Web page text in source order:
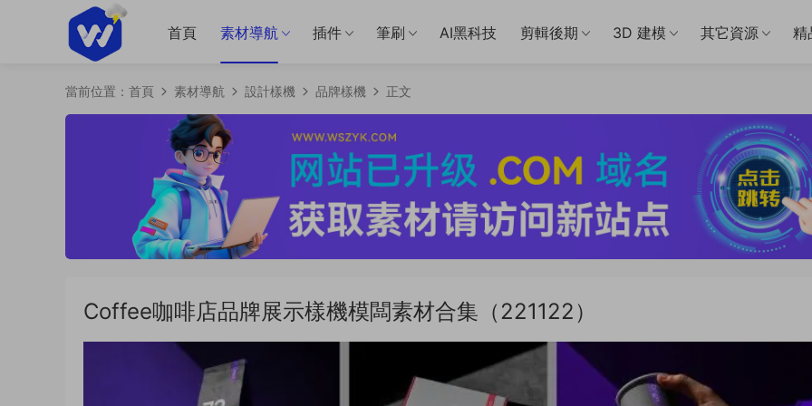
首頁 素材導航 插件 筆刷 AI黑科技 剪輯後期 3D 建模 其它資源 精
當前位置： 首頁 素材導航 設計樣機 品牌樣機 正文
Coffee咖啡店品牌展示樣機模闆素材合集（221122）